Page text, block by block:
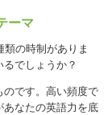
ーマ
の時制がありま
でしょうか？
です。高い頻度で
なたの英語力を底